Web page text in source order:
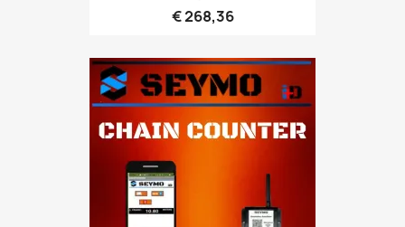
€ 268,36